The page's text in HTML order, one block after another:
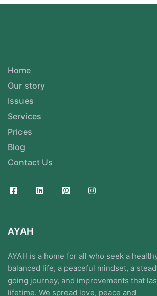
Home
Our story
Issues
Services
Prices
Blog
Contact Us
AYAH
AYAH is a home for all who seek a
balanced life, a peaceful mindset, a
going journey, and improvements that
lifetime. We spread love, peace and